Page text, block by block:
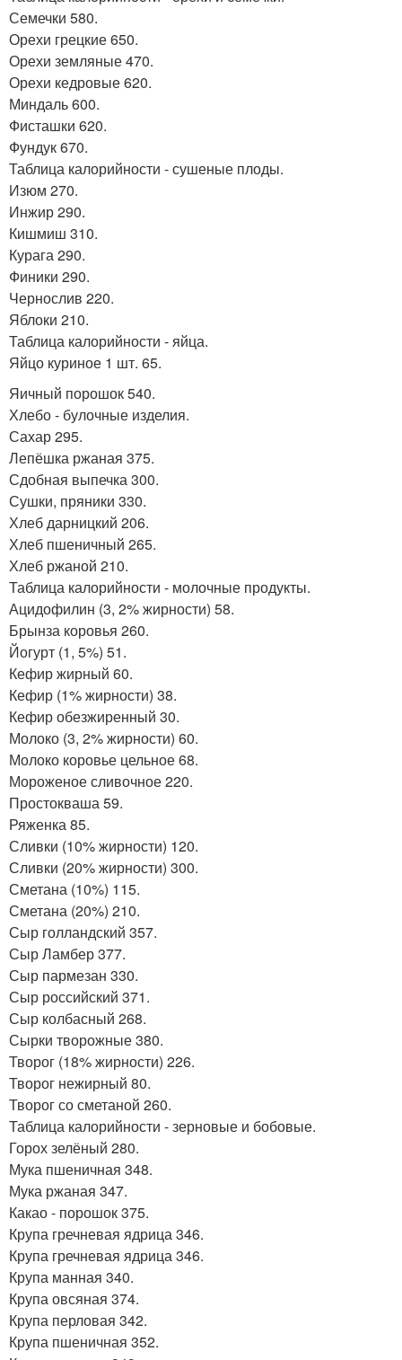
Семечки 580.
Орехи грецкие 650.
Орехи земляные 470.
Орехи кедровые 620.
Миндаль 600.
Фисташки 620.
Фундук 670.
Таблица калорийности - сушеные плоды.
Изюм 270.
Инжир 290.
Кишмиш 310.
Курага 290.
Финики 290.
Чернослив 220.
Яблоки 210.
Таблица калорийности - яйца.
Яйцо куриное 1 шт. 65.
Яичный порошок 540.
Хлебо - булочные изделия.
Сахар 295.
Лепёшка ржаная 375.
Сдобная выпечка 300.
Сушки, пряники 330.
Хлеб дарницкий 206.
Хлеб пшеничный 265.
Хлеб ржаной 210.
Таблица калорийности - молочные продукты.
Ацидофилин (3, 2% жирности) 58.
Брынза коровья 260.
Йогурт (1, 5%) 51.
Кефир жирный 60.
Кефир (1% жирности) 38.
Кефир обезжиренный 30.
Молоко (3, 2% жирности) 60.
Молоко коровье цельное 68.
Мороженое сливочное 220.
Простокваша 59.
Ряженка 85.
Сливки (10% жирности) 120.
Сливки (20% жирности) 300.
Сметана (10%) 115.
Сметана (20%) 210.
Сыр голландский 357.
Сыр Ламбер 377.
Сыр пармезан 330.
Сыр российский 371.
Сыр колбасный 268.
Сырки творожные 380.
Творог (18% жирности) 226.
Творог нежирный 80.
Творог со сметаной 260.
Таблица калорийности - зерновые и бобовые.
Горох зелёный 280.
Мука пшеничная 348.
Мука ржаная 347.
Какао - порошок 375.
Крупа гречневая ядрица 346.
Крупа гречневая ядрица 346.
Крупа манная 340.
Крупа овсяная 374.
Крупа перловая 342.
Крупа пшеничная 352.